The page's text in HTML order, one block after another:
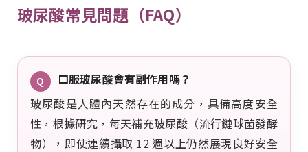
玻尿酸常見問題（FAQ）
Q
口服玻尿酸會有副作用嗎？
玻尿酸是人體內天然存在的成分，具備高度安全
性，根據研究，每天補充玻尿酸（流行鏈球菌發酵
物），即使連續攝取 12 週以上仍然展現良好安全